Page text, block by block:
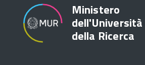
Ministero
dell'Università
della Ricerca